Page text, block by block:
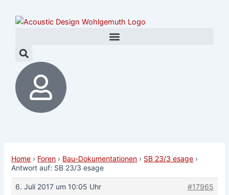
Inhalt
Home › Foren › Bau-Dokumentationen › SB 23/3 esage ›
Antwort auf: SB 23/3 esage
6. Juli 2017 um 10:05 Uhr #17965
navigation